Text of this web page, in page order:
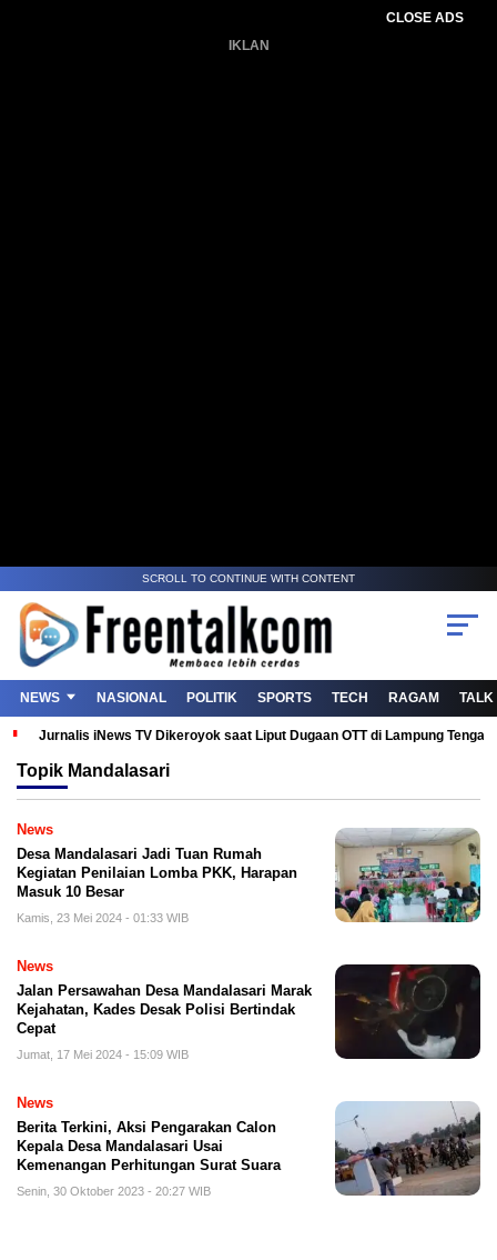
CLOSE ADS
IKLAN
SCROLL TO CONTINUE WITH CONTENT
NEWS NASIONAL POLITIK SPORTS TECH RAGAM TALK
Jurnalis iNews TV Dikeroyok saat Liput Dugaan OTT di Lampung
Topik Mandalasari
News
Desa Mandalasari Jadi Tuan Rumah
Kegiatan Penilaian Lomba PKK, Harapan
Masuk 10 Besar
Kamis, 23 Mei 2024 - 01:33 WIB
News
Jalan Persawahan Desa Mandalasari Marak
Kejahatan, Kades Desak Polisi Bertindak
Cepat
Jumat, 17 Mei 2024 - 15:09 WIB
News
Berita Terkini, Aksi Pengarakan Calon
Kepala Desa Mandalasari Usai
Kemenangan Perhitungan Surat Suara
Senin, 30 Oktober 2023 - 20:27 WIB